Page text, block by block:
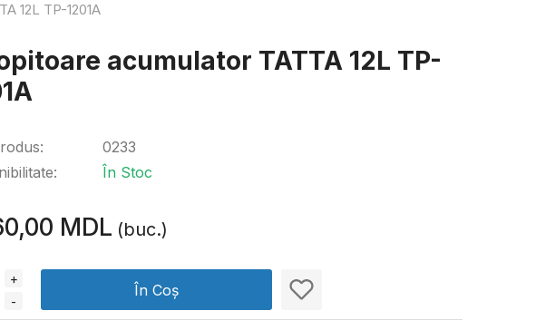
12L TP-1201A
acumulator TATTA 12L TP-
0233
În Stoc
MDL (buc.)
+
-
În Coș